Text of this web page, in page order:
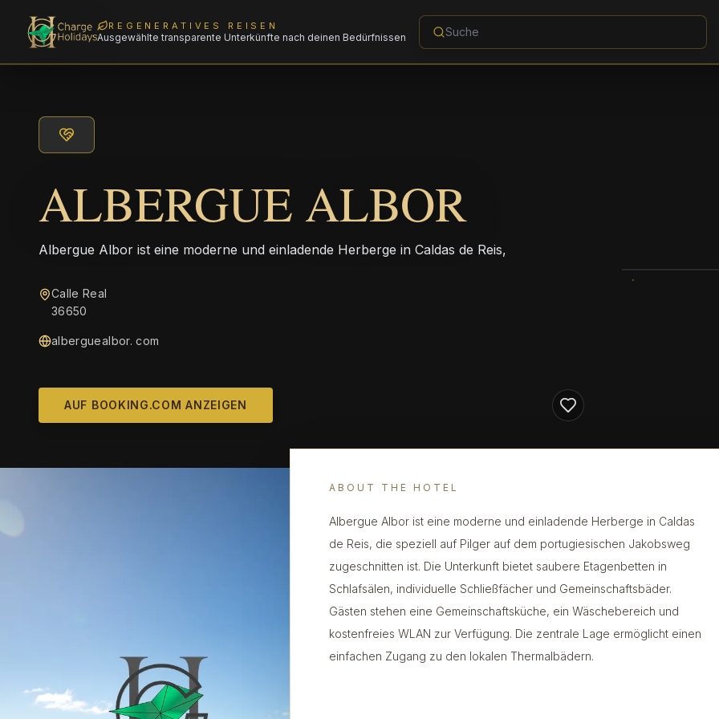
REGENERATIVES REISEN
Ausgewählte transparente Unterkünfte nach deinen Bedürfnissen
ALBERGUE ALBOR
Albergue Albor ist eine moderne und einladende Herberge in Caldas de Reis,
Calle Real
36650
alberguealbor. com
AUF BOOKING.COM ANZEIGEN
ABOUT THE HOTEL
Albergue Albor ist eine moderne und einladende Herberge in Caldas
de Reis, die speziell auf Pilger auf dem portugiesischen Jakobsweg
zugeschnitten ist. Die Unterkunft bietet saubere Etagenbetten in
Schlafsälen, individuelle Schließfächer und Gemeinschaftsbäder.
Gästen stehen eine Gemeinschaftsküche, ein Wäschebereich und
kostenfreies WLAN zur Verfügung. Die zentrale Lage ermöglicht einen
einfachen Zugang zu den lokalen Thermalbädern.